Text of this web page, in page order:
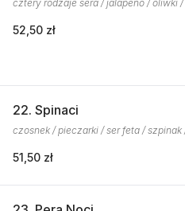
cztery rodzaje sera / jalapeno / oliwki
52,50 zł
22. Spinaci
czosnek / pieczarki / ser feta / szpinak
51,50 zł